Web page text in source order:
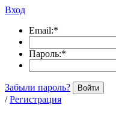
Вход
Email:*
Пароль:*
Забыли пароль? Войти
/ Регистрация